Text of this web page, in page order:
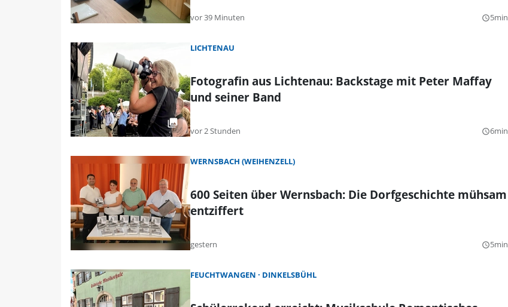
vor 39 Minuten query_builder5min
LICHTENAU
Fotografin aus Lichtenau: Backstage mit Peter Maffay
und seiner Band
vor 2 Stunden query_builder6min
WERNSBACH (WEIHENZELL)
600 Seiten über Wernsbach: Die Dorfgeschichte mühsam
entziffert
gestern query_builder5min
FEUCHTWANGEN DINKELSBÜHL